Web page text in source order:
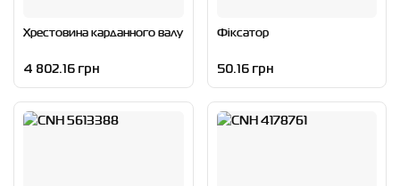
Хрестовина карданного валу
4 802.16 грн
Фіксатор
50.16 грн